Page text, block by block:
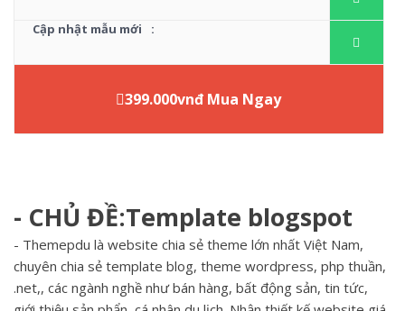
Cập nhật mẫu mới :
399.000vnđ Mua Ngay
- CHỦ ĐỀ:Template blogspot
- Themepdu là website chia sẻ theme lớn nhất Việt Nam,
chuyên chia sẻ template blog, theme wordpress, php thuần,
.net,, các ngành nghề như bán hàng, bất động sản, tin tức,